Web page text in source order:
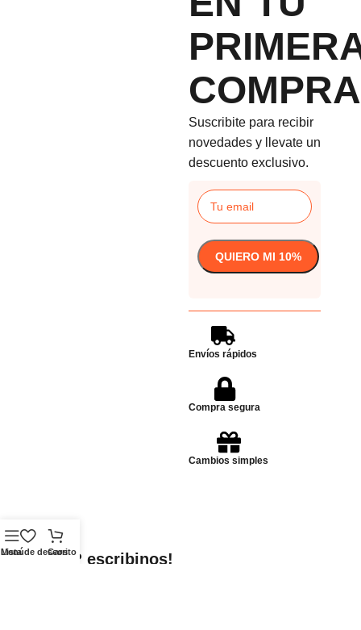
COMPRA
Suscribite para recibir
novedades y llevate un
descuento exclusivo.
Envíos rápidos
Compra segura
Cambios simples
Dudas? escribinos!
Menú
Lista de deseos
Carrito